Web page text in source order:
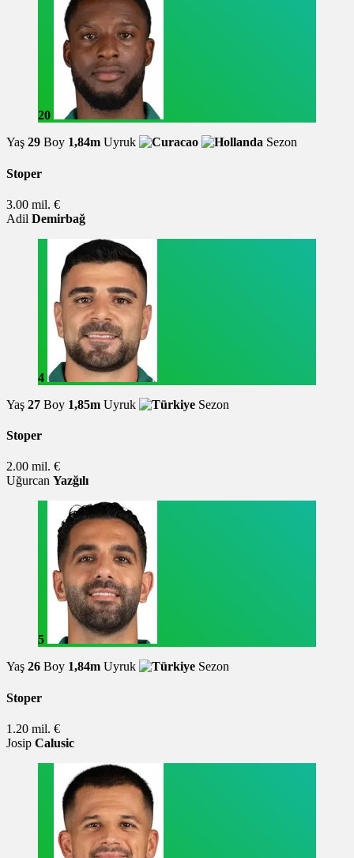
20
Yaş 29 Boy 1,84m Uyruk Sezon
Stoper
3.00 mil. €
Adil Demirbağ
4
Yaş 27 Boy 1,85m Uyruk Sezon
Stoper
2.00 mil. €
Uğurcan Yazğılı
5
Yaş 26 Boy 1,84m Uyruk Sezon
Stoper
1.20 mil. €
Josip Calusic